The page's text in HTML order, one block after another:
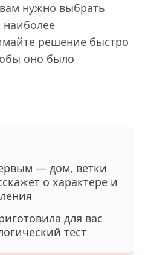
нужно выбрать
наиболее
решение быстро
оно было
— дом, ветки
о характере и
для вас
тест